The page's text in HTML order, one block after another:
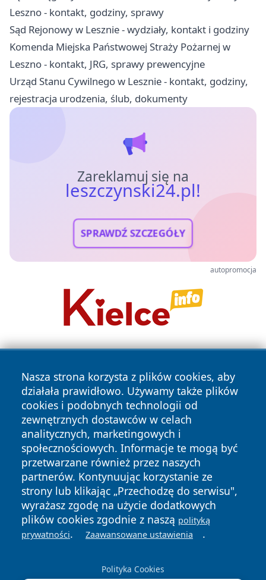
Leszno - kontakt, godziny, sprawy
Sąd Rejonowy w Lesznie - wydziały, kontakt i godziny
Komenda Miejska Państwowej Straży Pożarnej w
Leszno - kontakt, JRG, sprawy prewencyjne
Urząd Stanu Cywilnego w Lesznie - kontakt, godziny,
rejestracja urodzenia, ślub, dokumenty
Zareklamuj się na
leszczynski24.pl!
SPRAWDŹ SZCZEGÓŁY
autopromocja
Nasza strona korzysta z plików cookies, aby
działała prawidłowo. Używamy także plików
cookies i podobnych technologii od
zewnętrznych dostawców w celach
analitycznych, marketingowych i
społecznościowych. Informacje te mogą być
przetwarzane również przez naszych
partnerów. Kontynuując korzystanie ze
strony lub klikając „Przechodzę do serwisu",
wyrażasz zgodę na użycie dodatkowych
plików cookies zgodnie z naszą polityką
prywatności. Zaawansowane ustawienia .
Polityka Cookies
Copyright © 2026 leszczynski24.pl Wszystkie prawa
zastrzeżone.
News Autorzy
Polityka
Prywatności
Polityka
Cookies